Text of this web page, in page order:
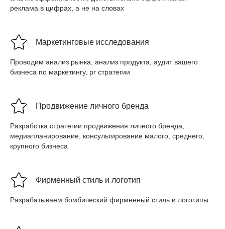
реклама в цифрах, а не на словах
Маркетинговые исследования
Проводим анализ рынка, анализ продукта, аудит вашего
бизнеса по маркетингу, pr стратегии
Продвижение личного бренда
Разработка стратегии продвижения личного бренда,
медиапланирование, консультирование малого, среднего,
крупного бизнеса
Фирменный стиль и логотип
Разрабатываем бомбический фирменный стиль и логотипы